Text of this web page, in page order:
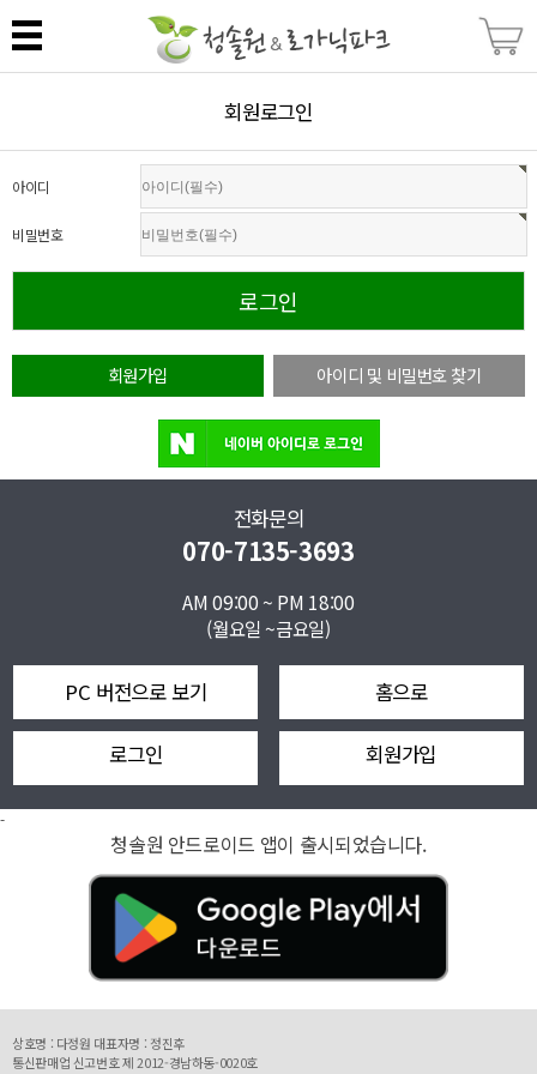
회원로그인
아이디
비밀번호
회원가입 아이디 및 비밀번호 찾기
전화문의
070-7135-3693
AM 09:00 ~ PM 18:00
(월요일 ~금요일)
PC 버전으로 보기 홈으로
로그인 회원가입
-
청솔원 안드로이드 앱이 출시되었습니다.
상호명 : 다정원 대표자명 : 정진후
통신판매업 신고번호 제 2012-경남하동-0020호